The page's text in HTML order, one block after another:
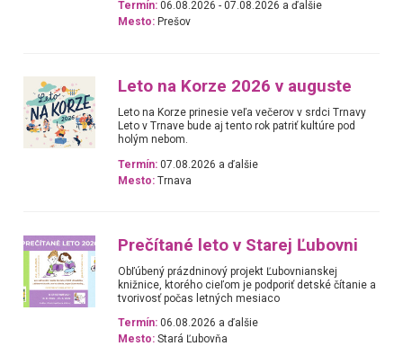
Termín: 06.08.2026 - 07.08.2026 a ďalšie
Mesto: Prešov
Leto na Korze 2026 v auguste
Leto na Korze prinesie veľa večerov v srdci Trnavy
Leto v Trnave bude aj tento rok patriť kultúre pod
holým nebom.
Termín: 07.08.2026 a ďalšie
Mesto: Trnava
Prečítané leto v Starej Ľubovni
Obľúbený prázdninový projekt Ľubovnianskej
knižnice, ktorého cieľom je podporiť detské čítanie a
tvorivosť počas letných mesiaco
Termín: 06.08.2026 a ďalšie
Mesto: Stará Ľubovňa